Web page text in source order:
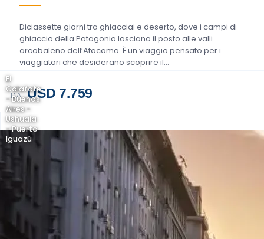
Diciassette giorni tra ghiacciai e deserto, dove i campi di
ghiaccio della Patagonia lasciano il posto alle valli
arcobaleno dell’Atacama. È un viaggio pensato per i
viaggiatori che desiderano scoprire il…
DA USD 7.759
El
Calafate
- Buenos
Aires -
Ushuaia
- Puerto
Iguazú